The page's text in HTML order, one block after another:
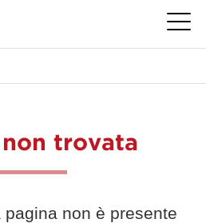
non trovata
non è presente